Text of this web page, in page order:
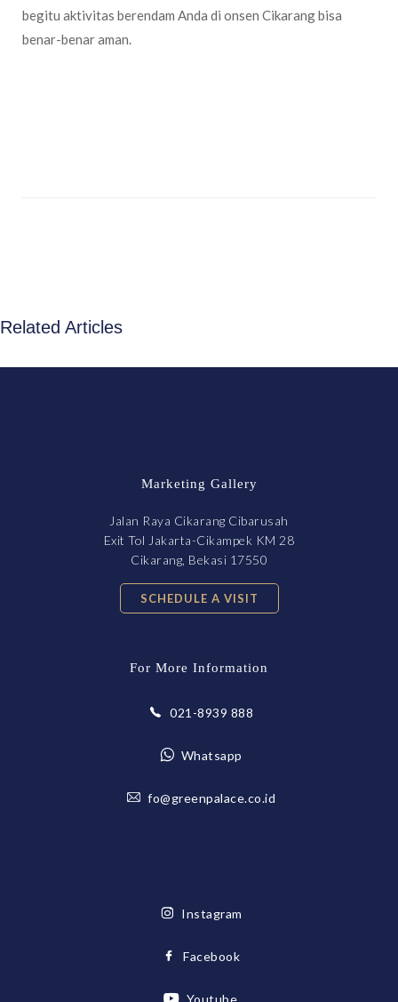
begitu aktivitas berendam Anda di onsen Cikarang bisa
benar-benar aman.
Related Articles
Marketing Gallery
Jalan Raya Cikarang Cibarusah
Exit Tol Jakarta-Cikampek KM 28
Cikarang, Bekasi 17550
SCHEDULE A VISIT
For More Information
021-8939 888
Whatsapp
fo@greenpalace.co.id
Instagram
Facebook
Youtube